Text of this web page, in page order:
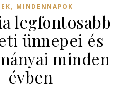
, MINDENNAPOK
legfontosabb
ünnepei és
minden
évben